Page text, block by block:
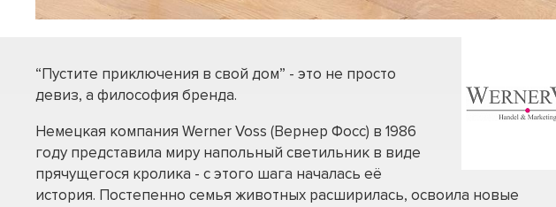
“Пустите приключения в свой дом” - это не просто
девиз, а философия бренда.
Немецкая компания Werner Voss (Вернер Фосс) в 1986
году представила миру напольный светильник в виде
прячущегося кролика - с этого шага началась её
история. Постепенно семья животных расширилась, освоила новые